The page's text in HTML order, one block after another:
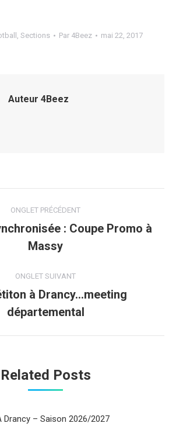
, Sections Par 4Beez mai 22, 2017
Auteur 4Beez
ONGLET PRÉCÉDENT
Onglet
précédent
: Coupe Promo à
Massy
ONGLET SUIVANT
Onglet
suivant
à Drancy…meeting
départemental
Related Posts
Drancy – Saison 2026/2027